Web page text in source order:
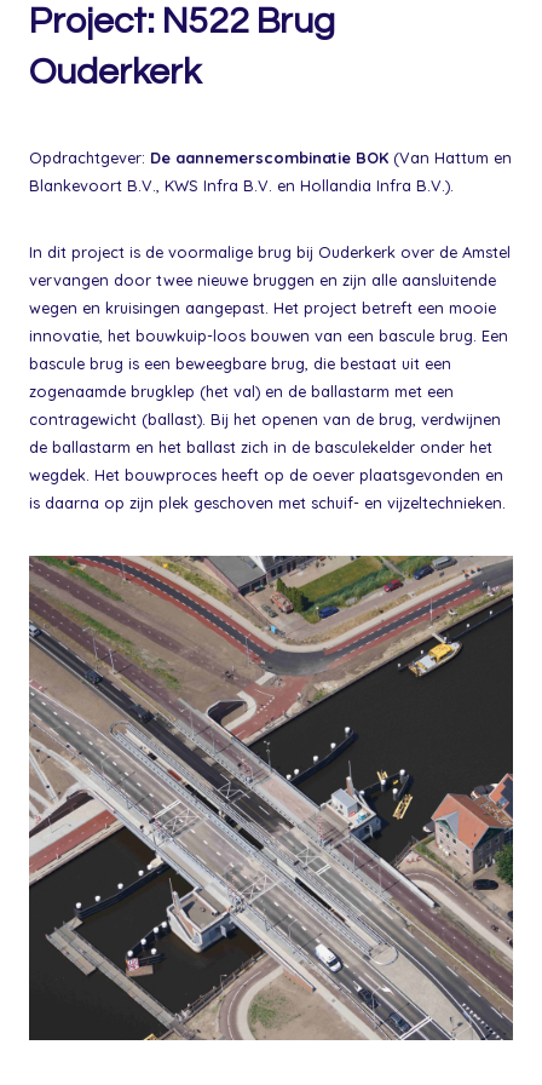
Project: N522 Brug
Ouderkerk
Opdrachtgever: De aannemerscombinatie BOK (Van Hattum en
Blankevoort B.V., KWS Infra B.V. en Hollandia Infra B.V.).
In dit project is de voormalige brug bij Ouderkerk over de Amstel
vervangen door twee nieuwe bruggen en zijn alle aansluitende
wegen en kruisingen aangepast. Het project betreft een mooie
innovatie, het bouwkuip-loos bouwen van een bascule brug. Een
bascule brug is een beweegbare brug, die bestaat uit een
zogenaamde brugklep (het val) en de ballastarm met een
contragewicht (ballast). Bij het openen van de brug, verdwijnen
de ballastarm en het ballast zich in de basculekelder onder het
wegdek. Het bouwproces heeft op de oever plaatsgevonden en
is daarna op zijn plek geschoven met schuif- en vijzeltechnieken.